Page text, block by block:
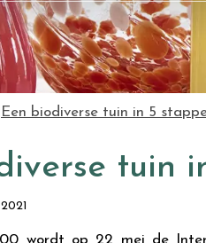
Een biodiverse tuin in 5
tuin
wordt op 22 mei de